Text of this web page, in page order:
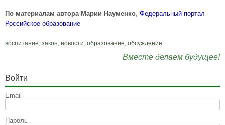
По материалам автора Марии Науменко, Федеральный портал
Российское образование
воспитание, закон, новости, образование, обсуждение
Вместе делаем будущее!
Войти
Email
Пароль